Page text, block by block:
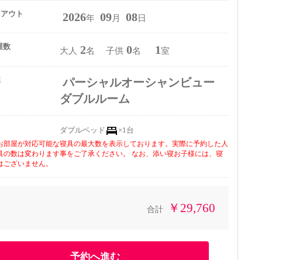
ウト 2026年 09月 08日
数 大人 2名 子供 0名 1室
パーシャルオーシャンビュー
ダブルルーム
ダブルベッド ×1台
屋が対応可能な寝具の最大数を表示しております。実際に予約した人
の数は変わります事をご了承ください。 なお、添い寝お子様には、寝
ざいません。
合計 ￥29,760